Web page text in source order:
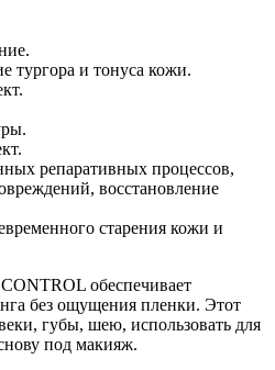
тургора и тонуса кожи.
репаративных процессов,
восстановление
старения кожи и
обеспечивает
без ощущения пленки. Этот
губы, шею, использовать для
под макияж.